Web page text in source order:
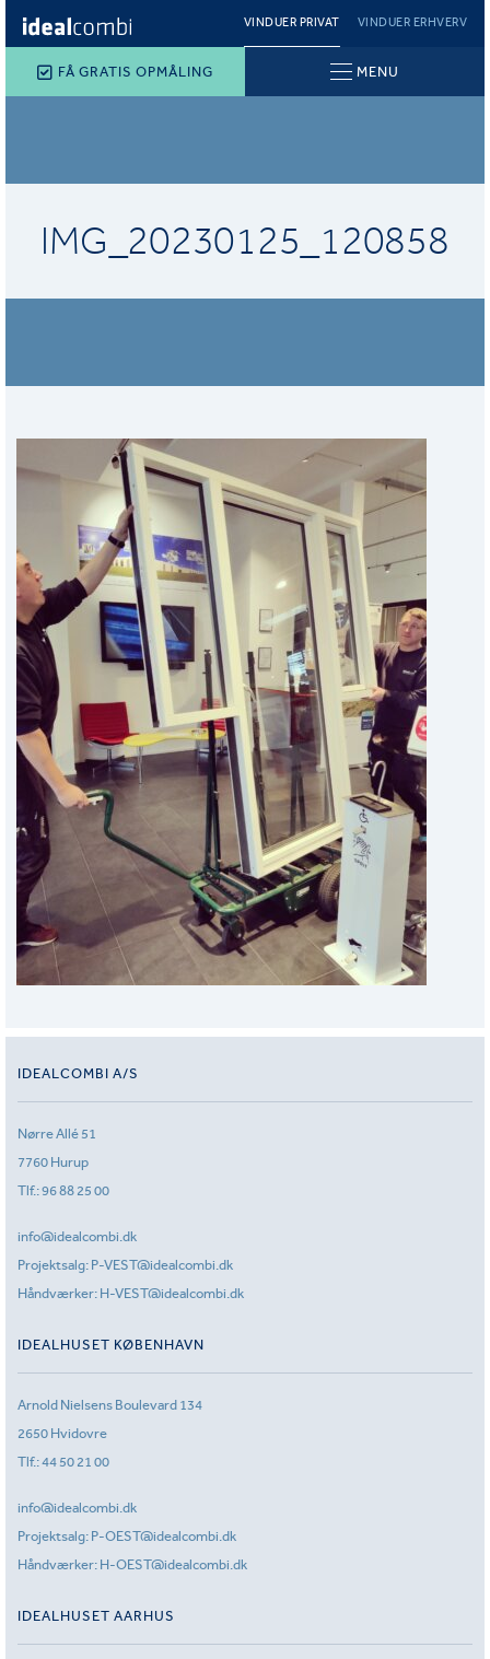
VINDUER PRIVAT VINDUER ERHVERV
FÅ GRATIS OPMÅLING MENU
IMG_20230125_120858
IDEALCOMBI A/S
Nørre Allé 51
7760 Hurup
Tlf.:96 88 25 00
info@idealcombi.dk
Projektsalg: P-VEST@idealcombi.dk
Håndværker: H-VEST@idealcombi.dk
IDEALHUSET KØBENHAVN
Arnold Nielsens Boulevard 134
2650 Hvidovre
Tlf.:44 50 21 00
info@idealcombi.dk
Projektsalg: P-OEST@idealcombi.dk
Håndværker: H-OEST@idealcombi.dk
IDEALHUSET AARHUS